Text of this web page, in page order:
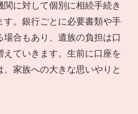
に対して個別に相続手続き
す。銀行ごとに必要書類や手
合もあり、遺族の負担は口
えていきます。生前に口座を
家族への大きな思いやりと